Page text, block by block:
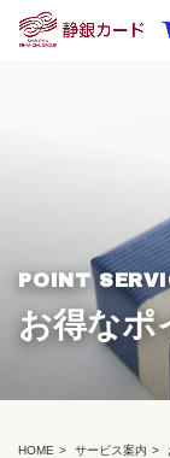
お得なポ
POINT
HOME サービス案内